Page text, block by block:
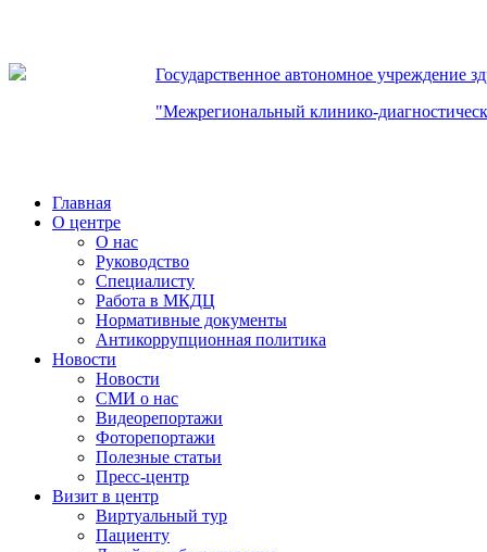
Государственное автономное учреждение
"Межрегиональный клинико-
Главная
О центре
О нас
Руководство
Специалисту
Работа в МКДЦ
Нормативные документы
Антикоррупционная политика
Новости
Новости
СМИ о нас
Видеорепортажи
Фоторепортажи
Полезные статьи
Пресс-центр
Визит в центр
Виртуальный тур
Пациенту